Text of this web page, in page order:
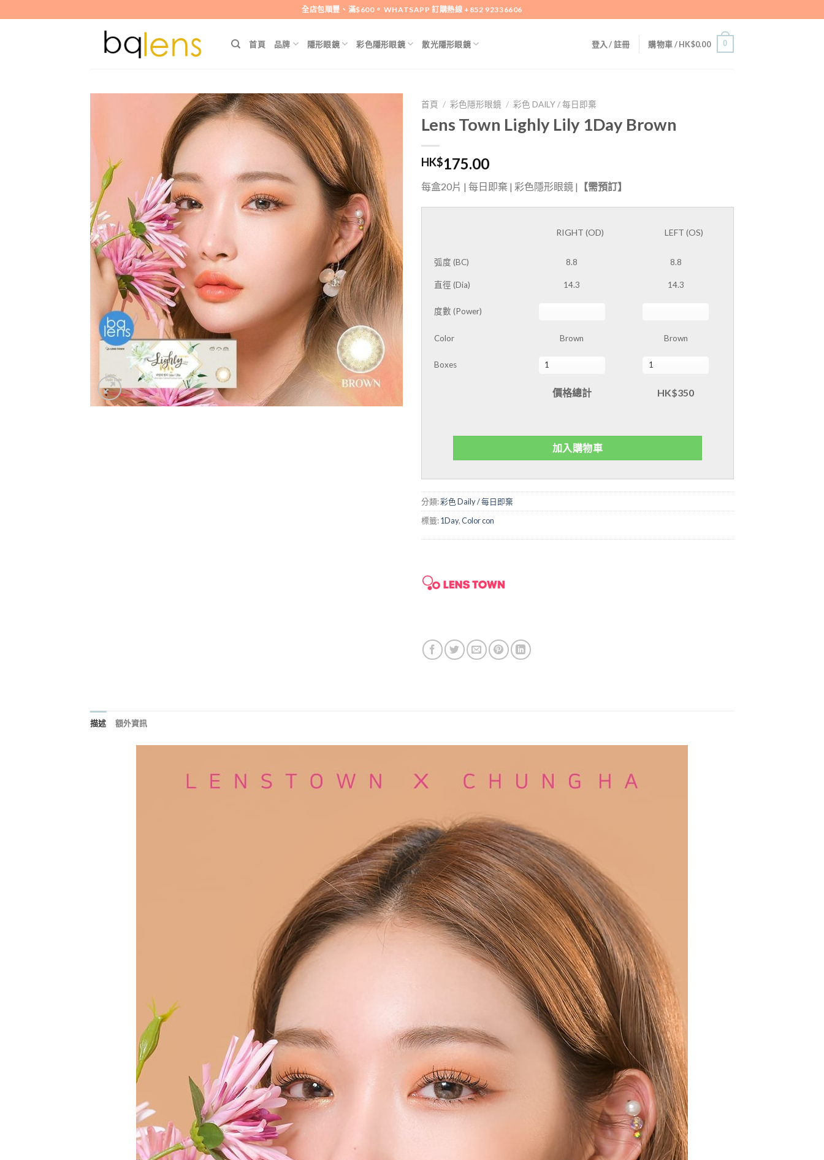
to
全店包順豐、滿$600。 WHATSAPP 訂購熱線 +852 92336606
首頁 品牌 隱形眼鏡 彩色隱形眼鏡 散光隱形眼鏡 登入 / 註冊 購物車 /HK$0.00 0
添加
到喜
愛清
單
首頁 / 彩色隱形眼鏡 / 彩色 DAILY / 每日即棄
Lens Town Lighly Lily 1Day Brown
HK$175.00
每盒20片 | 每日即棄 | 彩色隱形眼鏡 | 【需預訂】
RIGHT (OD) LEFT (OS)
弧度 (BC) 8.8 8.8
直徑 (Dia) 14.3 14.3
度數 (Power)
Color Brown Brown
Boxes
價格總計 HK$350
加入購物車
分類:彩色 Daily / 每日即棄
標籤:1Day,Color con
描述 額外資訊